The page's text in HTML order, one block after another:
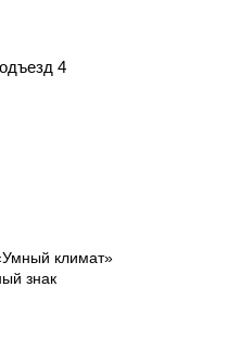
4
климат»
знак